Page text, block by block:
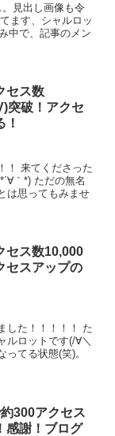
見出し画像も令
ます、シャルロッ
中で、記事のメン
セス数
突破！アクセ
！
！ 来てくださった
｀*) ただの無名
は思ってもみませ
セス数10,000
セスアップの
した！！！！！ た
ルロットです(/∀＼
てる状態(笑)。
300アクセス
感謝！ブログ